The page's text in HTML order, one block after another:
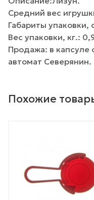
Средний вес
Габариты упаковки,
Вес упаковки, кг.:
Продажа: в капсуле
автомат Северянин.
Похожие